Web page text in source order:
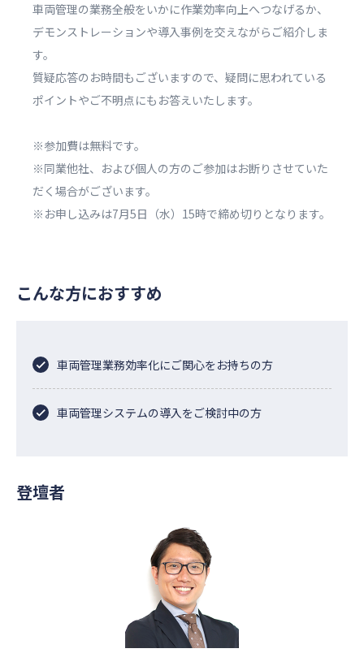
車両管理の業務全般をいかに作業効率向上へつなげるか、
デモンストレーションや導入事例を交えながらご紹介しま
す。
質疑応答のお時間もございますので、疑問に思われている
ポイントやご不明点にもお答えいたします。
※参加費は無料です。
※同業他社、および個人の方のご参加はお断りさせていた
だく場合がございます。
※お申し込みは7月5日（水）15時で締め切りとなります。
こんな方におすすめ
車両管理業務効率化にご関心をお持ちの方
車両管理システムの導入をご検討中の方
登壇者